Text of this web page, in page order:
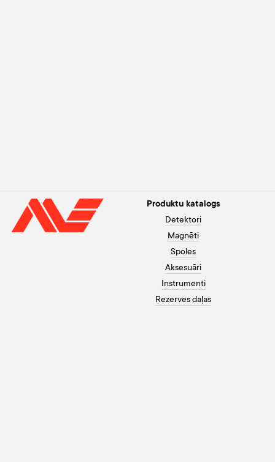
Produktu katalogs
Detektori
Magnēti
Spoles
Aksesuāri
Instrumenti
Rezerves daļas